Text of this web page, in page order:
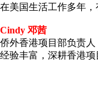
在美国生活工作多年
Cindy 邓茜
侨外香港项目部负责人
经验丰富，深耕香港项